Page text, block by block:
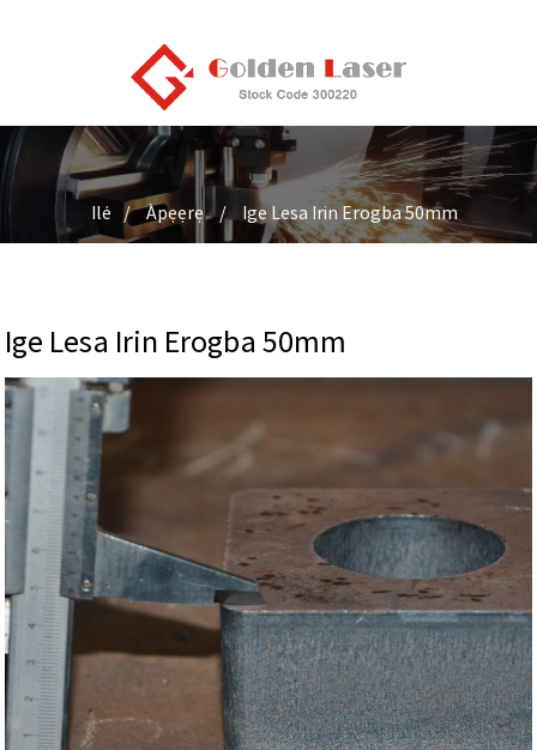
Ilé Àpẹẹrẹ Ige Lesa Irin Erogba 50mm
Ige Lesa Irin Erogba 50mm